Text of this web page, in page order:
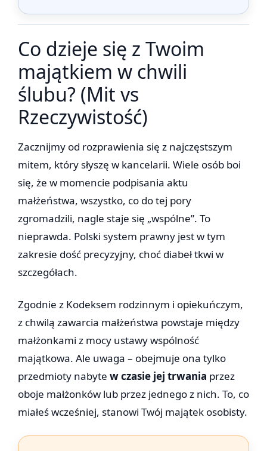
Co dzieje się z Twoim
majątkiem w chwili
ślubu? (Mit vs
Rzeczywistość)
Zacznijmy od rozprawienia się z najczęstszym
mitem, który słyszę w kancelarii. Wiele osób boi
się, że w momencie podpisania aktu
małżeństwa, wszystko, co do tej pory
zgromadzili, nagle staje się „wspólne”. To
nieprawda. Polski system prawny jest w tym
zakresie dość precyzyjny, choć diabeł tkwi w
szczegółach.
Zgodnie z Kodeksem rodzinnym i opiekuńczym,
z chwilą zawarcia małżeństwa powstaje między
małżonkami z mocy ustawy wspólność
majątkowa. Ale uwaga – obejmuje ona tylko
przedmioty nabyte w czasie jej trwania przez
oboje małżonków lub przez jednego z nich. To, co
miałeś wcześniej, stanowi Twój majątek osobisty.